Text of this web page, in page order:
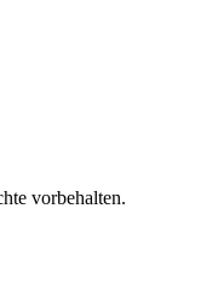
vorbehalten.